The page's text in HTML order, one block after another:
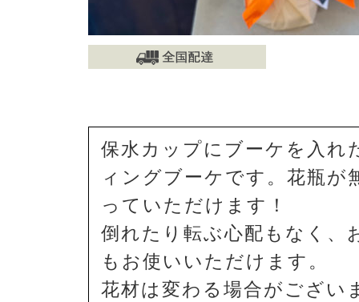
保水カップにブーケを入れ
ィングブーケです。花瓶
っていただけます！
倒れたり転ぶ心配もなく、
もお使いいただけます。
花材は変わる場合がござい